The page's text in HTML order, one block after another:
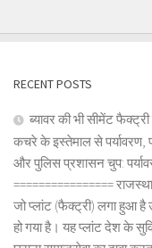
RECENT POSTS
ब्यावर की भी सीमेंट
कचरे के इस्तेमाल से पर्यावरण,
और पुलिस प्रशासन चुप:
================
जो प्लांट (फैक्ट्री) लगा हुआ
हो गया है। यह प्लांट देश के